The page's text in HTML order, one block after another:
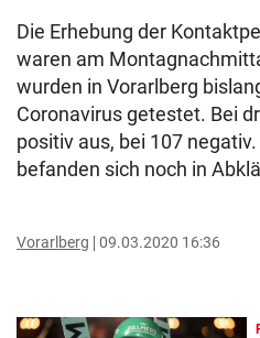
Die Erhebung der
waren am
wurden in Vorarlberg
Coronavirus getestet. Bei
positiv aus, bei 107
befanden sich noch in
Vorarlberg 09.03.2020 16:36